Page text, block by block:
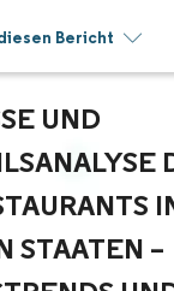
Bericht
UND M
IN
– W